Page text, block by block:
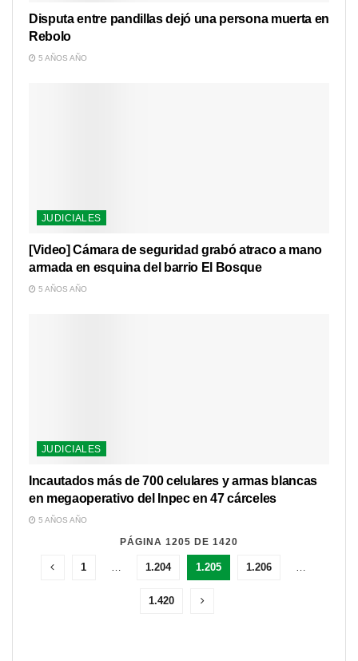
Disputa entre pandillas dejó una persona muerta en
Rebolo
5 AÑOS AÑO
JUDICIALES
[Video] Cámara de seguridad grabó atraco a mano
armada en esquina del barrio El Bosque
5 AÑOS AÑO
JUDICIALES
Incautados más de 700 celulares y armas blancas
en megaoperativo del Inpec en 47 cárceles
5 AÑOS AÑO
PÁGINA 1205 DE 1420
1 … 1.204 1.205 1.206 …
1.420